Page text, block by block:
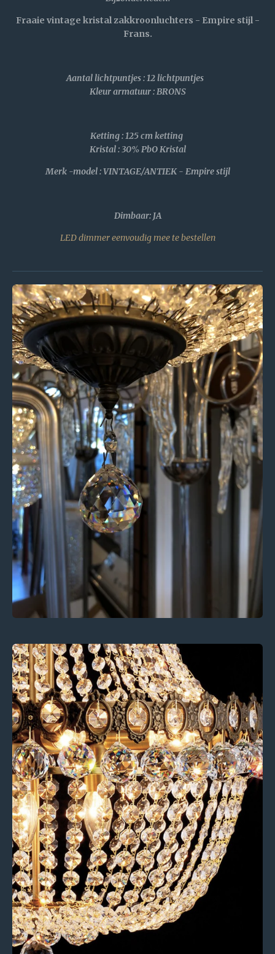
Fraaie vintage kristal zakkroonluchters - Empire stijl -
Frans.
Aantal lichtpuntjes : 12 lichtpuntjes
Kleur armatuur : BRONS
Ketting : 125 cm ketting
Kristal :30% PbO Kristal
Merk -model : VINTAGE/ANTIEK - Empire stijl
Dimbaar: JA
LED dimmer eenvoudig mee te bestellen